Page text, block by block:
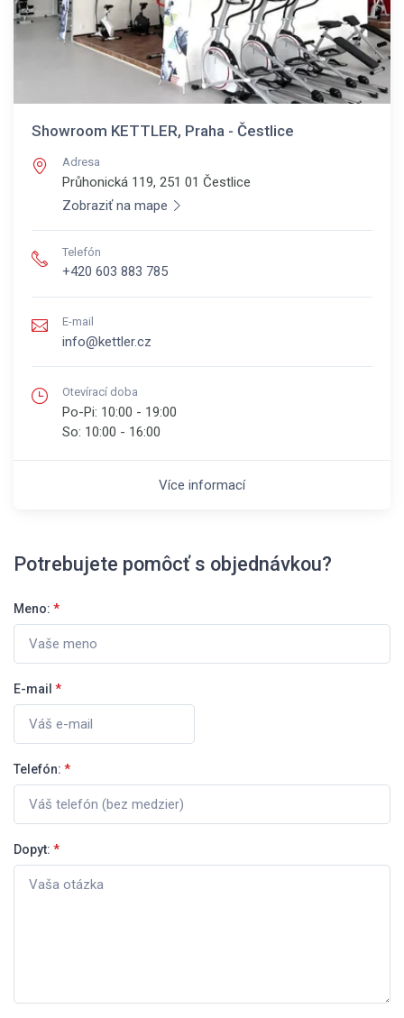
Showroom KETTLER, Praha - Čestlice
Adresa
Průhonická 119, 251 01 Čestlice
Zobraziť na mape
Telefón
+420 603 883 785
E-mail
info@kettler.cz
Otevírací doba
Po-Pi: 10:00 - 19:00
So: 10:00 - 16:00
Více informací
Potrebujete pomôcť s objednávkou?
Meno: *
E-mail *
Telefón: *
Dopyt: *